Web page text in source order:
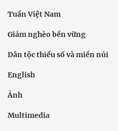
Tuần Việt Nam
Giảm nghèo bền vững
Dân tộc thiểu số và miền núi
English
Ảnh
Multimedia